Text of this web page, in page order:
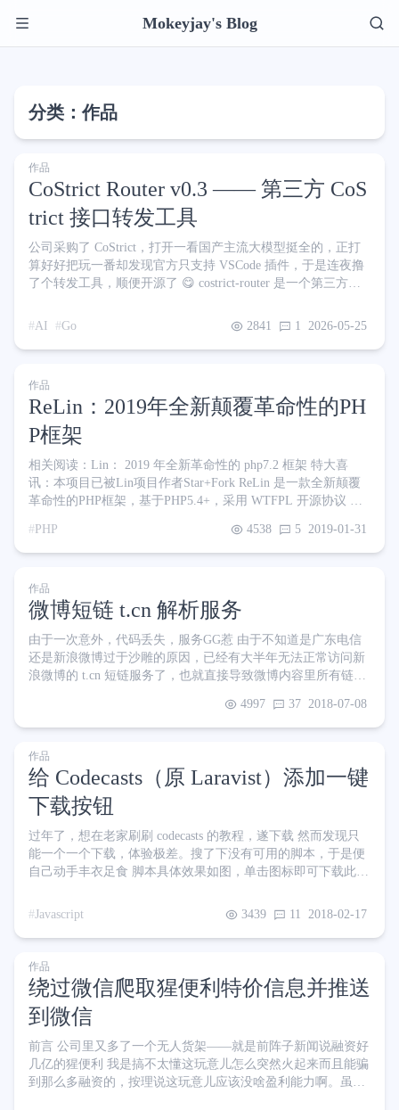
Mokeyjay's Blog
分类：作品
作品
CoStrict Router v0.3 —— 第三方 CoS
trict 接口转发工具
公司采购了 CoStrict，打开一看国产主流大模型挺全的，正打
算好好把玩一番却发现官方只支持 VSCode 插件，于是连夜撸
了个转发工具，顺便开源了 😋 costrict-router 是一个第三方的
Completions）的请求转发到你指定的私有化 CoStrict 服务端上
只需要把 Agent 工具的 Base URL 指向本地地址即可 🔗 http
AI Go 2841 1 2026-05-25
作品
ReLin：2019年全新颠覆革命性的PH
P框架
相关阅读：Lin： 2019 年全新革命性的 php7.2 框架 特大喜
讯：本项目已被Lin项目作者Star+Fork ReLin 是一款全新颠覆
革命性的PHP框架，基于PHP5.4+，采用 WTFPL 开源协议 框
时开发而成（构思框架20分钟+README 40分钟），内部大版
本迭代不少于5次。不仅具有以往框架的诸多优点，还具有许
受诟病的诸多缺点。这些新特性有： 1.框架层与应用层零耦合
采
PHP 4538 5 2019-01-31
作品
微博短链 t.cn 解析服务
由于一次意外，代码丢失，服务GG惹 由于不知道是广东电信
还是新浪微博过于沙雕的原因，已经有大半年无法正常访问新
浪微博的 t.cn 短链服务了，也就直接导致微博内容里所有链接
不管用。我也不知道原因，只知道好气哦 以前我的做法是ssh
连上远程服务器然后执行curl http://t.cn/RixC2nP，再从结果里
玩意儿，地址是： https://cloud.mokeyjay.com/t.cn
4997 37 2018-07-08
作品
给 Codecasts（原 Laravist）添加一键
下载按钮
过年了，想在老家刷刷 codecasts 的教程，遂下载 然而发现只
能一个一个下载，体验极差。搜了下没有可用的脚本，于是便
自己动手丰衣足食 脚本具体效果如图，单击图标即可下载此章
下载视频； 当然，由于浏览器限制，一键下载整套 /全站视频
是不可能滴~ 或许浏览器扩展可以实现？懒得折腾了，够用了
Javascript 3439 11 2018-02-17
作品
绕过微信爬取猩便利特价信息并推送
到微信
前言 公司里又多了一个无人货架——就是前阵子新闻说融资好
几亿的猩便利 我是搞不太懂这玩意儿怎么突然火起来而且能骗
到那么多融资的，按理说这玩意儿应该没啥盈利能力啊。虽然